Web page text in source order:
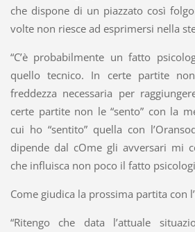
che dispone di un piazzato così
volte non riesce ad esprimersi nella
“C’è probabilmente un fatto
quello tecnico. In certe partite
freddezza necessaria per
certe partite non le “sento” con la
cui ho “sentito” quella con
dipende dal cOme gli avversari mi
che influisca non poco il fatto
Come giudica la prossima partita con
“Ritengo che data l’attuale